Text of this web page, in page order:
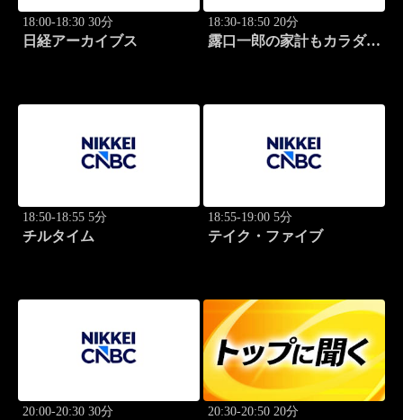
18:00-18:30 30分
日経アーカイブス
18:30-18:50 20分
露口一郎の家計もカラダも
18:50-18:55 5分
チルタイム
18:55-19:00 5分
テイク・ファイブ
20:00-20:30 30分 20:30-20:50 20分